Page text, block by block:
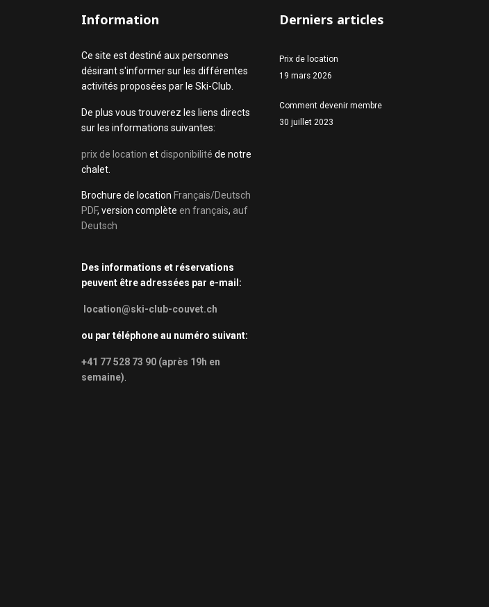
Information
Ce site est destiné aux personnes
désirant s'informer sur les différentes
activités proposées par le Ski-Club.
De plus vous trouverez les liens directs
sur les informations suivantes:
prix de location et disponibilité de notre
chalet.
Brochure de location Français/Deutsch
PDF, version complète en français, auf
Deutsch
Des informations et réservations
peuvent être adressées par e-mail:
location@ski-club-couvet.ch
ou par téléphone au numéro suivant:
+41 77 528 73 90 (après 19h en
semaine)
Derniers articles
Prix de location
19 mars 2026
Comment devenir membre
30 juillet 2023